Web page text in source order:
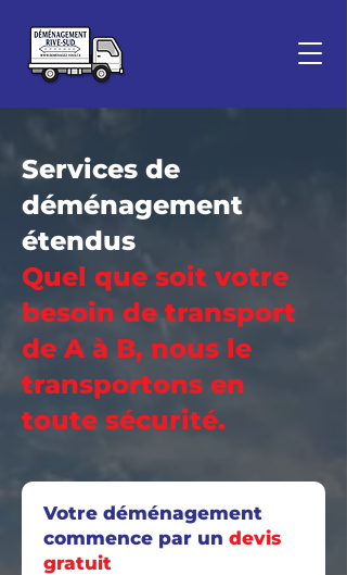
Services de
déménagement
étendus
Quel que soit votre
besoin de transport
de A à B, nous le
transportons en
toute sécurité.
Votre déménagement
commence par un devis
gratuit